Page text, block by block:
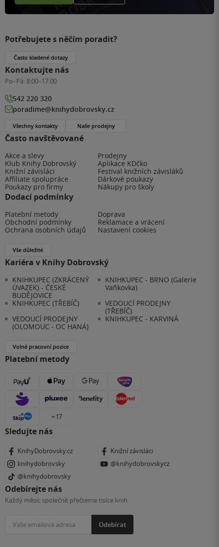
Často navštěvované
Akce a slevy
Prodejny
Klub Knihy Dobrovský
Aplikace KDčko
Knižní závisláci
Festival knižních závisláků
Affiliate spolupráce
Dárkové poukazy
Poukazy pro firmy
Nákupy pro školy
Dodací podmínky
Platební metody
Doprava
Obchodní podmínky
Reklamace a vrácení
Ochrana osobních údajů
Nastavení cookies
Vše důležité
Kariéra v Knihy Dobrovský
KNIHKUPEC (ZKRÁCENÝ
ÚVAZEK) - ČESKÉ
BUDĚJOVICE
KNIHKUPEC - BRNO (Galerie
Vaňkovka)
KNIHKUPEC (TŘEBÍČ)
VEDOUCÍ PRODEJNY
(TŘEBÍČ)
VEDOUCÍ PRODEJNY
(OLOMOUC - OC HANÁ)
KNIHKUPEC - KARVINÁ
Volné pracovní pozice
Platební metody
+ 17
Sledujte nás
KnihyDobrovsky.cz
Knižní závisláci
knihydobrovsky
@knihydobrovskycz
@knihydobrovsky
Odebírejte nás
Každý měsíc společně přečteme tisíce knih
Odebírat
Potřebujete s něčím poradit?
Často kladené dotazy
Kontaktujte nás
Po–Pá: 8:00–17:00
542 220 320
poradime@knihydobrovsky.cz
Všechny kontakty Naše prodejny